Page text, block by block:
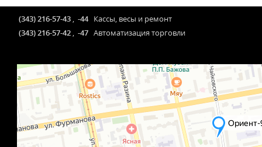
(343) 216-57-43 , -44 Кассы, весы и ремонт
(343) 216-57-42 , -47 Автоматизация торговли